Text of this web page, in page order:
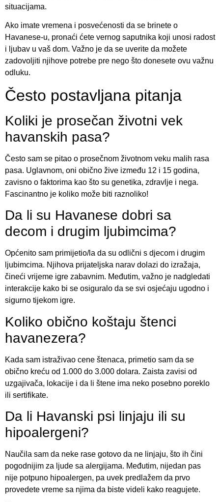
situacijama.
Ako imate vremena i posvećenosti da se brinete o
Havanese-u, pronaći ćete vernog saputnika koji unosi radost
i ljubav u vaš dom. Važno je da se uverite da možete
zadovoljiti njihove potrebe pre nego što donesete ovu važnu
odluku.
Često postavljana pitanja
Koliki je prosečan životni vek
havanskih pasa?
Često sam se pitao o prosečnom životnom veku malih rasa
pasa. Uglavnom, oni obično žive između 12 i 15 godina,
zavisno o faktorima kao što su genetika, zdravlje i nega.
Fascinantno je koliko može biti raznoliko!
Da li su Havanese dobri sa
decom i drugim ljubimcima?
Općenito sam primijetio/la da su odlični s djecom i drugim
ljubimcima. Njihova prijateljska narav dolazi do izražaja,
čineći vrijeme igre zabavnim. Međutim, važno je nadgledati
interakcije kako bi se osiguralo da se svi osjećaju ugodno i
sigurno tijekom igre.
Koliko obično koštaju štenci
havanezera?
Kada sam istraživao cene štenaca, primetio sam da se
obično kreću od 1.000 do 3.000 dolara. Zaista zavisi od
uzgajivača, lokacije i da li štene ima neko posebno poreklo
ili sertifikate.
Da li Havanski psi linjaju ili su
hipoalergeni?
Naučila sam da neke rase gotovo da ne linjaju, što ih čini
pogodnijim za ljude sa alergijama. Međutim, nijedan pas
nije potpuno hipoalergen, pa uvek predlažem da prvo
provedete vreme sa njima da biste videli kako reagujete.